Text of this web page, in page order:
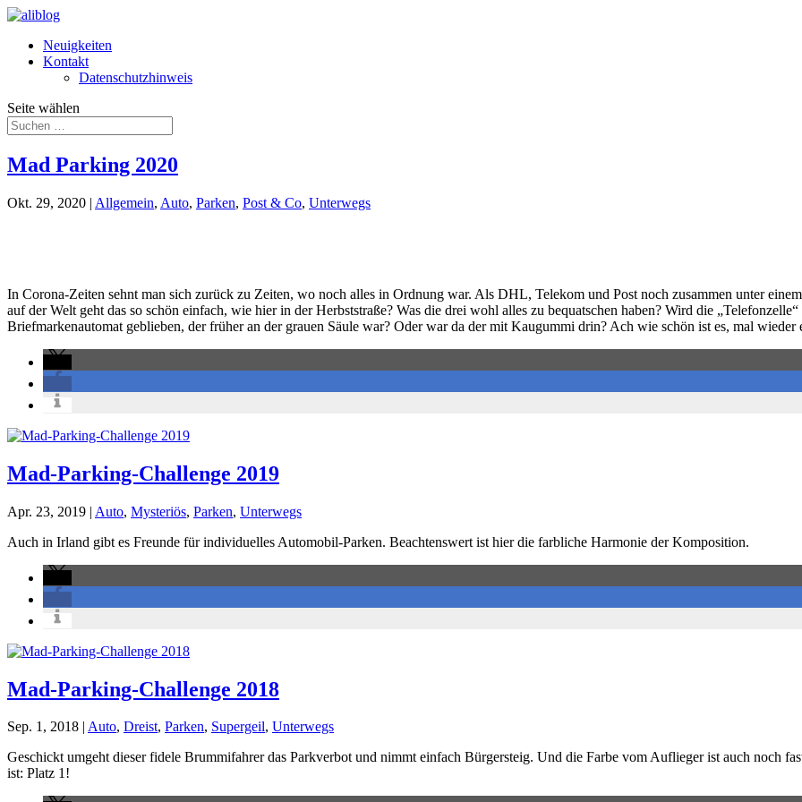
Neuigkeiten
Kontakt
Datenschutzhinweis
Seite wählen
Mad Parking 2020
Okt. 29, 2020 | Allgemein, Auto, Parken, Post & Co, Unterwegs
In Corona-Zeiten sehnt man sich zurück zu Zeiten, wo noch alles in Ordnung war. Als DHL, Telekom und Post noch zusammen unter
auf der Welt geht das so schön einfach, wie hier in der Herbststraße? Was die drei wohl alles zu bequatschen haben? Wird die
Briefmarkenautomat geblieben, der früher an der grauen Säule war? Oder war da der mit Kaugummi drin? Ach wie schön ist es, mal
Mad-Parking-Challenge 2019
Apr. 23, 2019 | Auto, Mysteriös, Parken, Unterwegs
Auch in Irland gibt es Freunde für individuelles Automobil-Parken. Beachtenswert ist hier die farbliche Harmonie der Komposition.
Mad-Parking-Challenge 2018
Sep. 1, 2018 | Auto, Dreist, Parken, Supergeil, Unterwegs
Geschickt umgeht dieser fidele Brummifahrer das Parkverbot und nimmt einfach Bürgersteig. Und die Farbe vom Auflieger ist auch noch
ist: Platz 1!